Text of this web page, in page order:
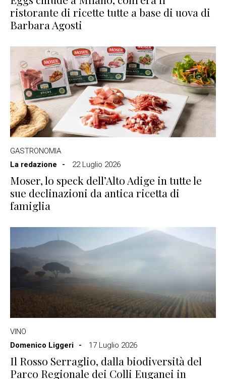
ristorante di ricette tutte a base di uova di
Barbara Agosti
GASTRONOMIA
La redazione
22 Luglio 2026
Moser, lo speck dell’Alto Adige in tutte le
sue declinazioni da antica ricetta di
famiglia
VINO
Domenico Liggeri
17 Luglio 2026
Il Rosso Serraglio, dalla biodiversità del
Parco Regionale dei Colli Euganei in